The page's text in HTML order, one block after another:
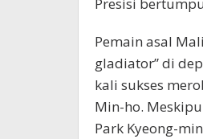
​Pemain asal
gladiator” di
kali sukses
Min-ho.
Park Kyeong-